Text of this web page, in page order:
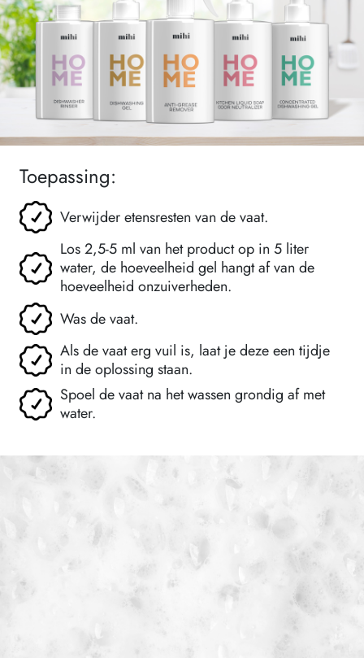
Toepassing:
Verwijder etensresten van de vaat.
Los 2,5-5 ml van het product op in 5 liter
water, de hoeveelheid gel hangt af van de
hoeveelheid onzuiverheden.
Was de vaat.
Als de vaat erg vuil is, laat je deze een tijdje
in de oplossing staan.
Spoel de vaat na het wassen grondig af met
water.